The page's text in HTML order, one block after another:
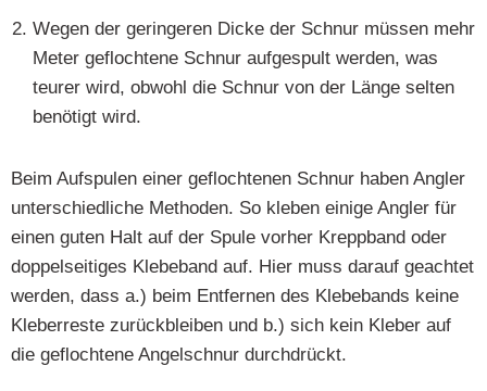
Wegen der geringeren Dicke der Schnur müssen mehr
Meter geflochtene Schnur aufgespult werden, was
teurer wird, obwohl die Schnur von der Länge selten
benötigt wird.
Beim Aufspulen einer geflochtenen Schnur haben Angler
unterschiedliche Methoden. So kleben einige Angler für
einen guten Halt auf der Spule vorher Kreppband oder
doppelseitiges Klebeband auf. Hier muss darauf geachtet
werden, dass a.) beim Entfernen des Klebebands keine
Kleberreste zurückbleiben und b.) sich kein Kleber auf
die geflochtene Angelschnur durchdrückt.